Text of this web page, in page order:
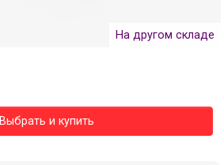
На другом складе
Выбрать и купить